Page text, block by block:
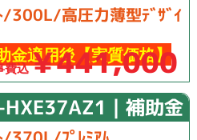
/300L/高圧力薄型ﾃﾞｻﾞｲ
金適用後【実質価格】
費込￥441,000
HXE37AZ1｜補助金